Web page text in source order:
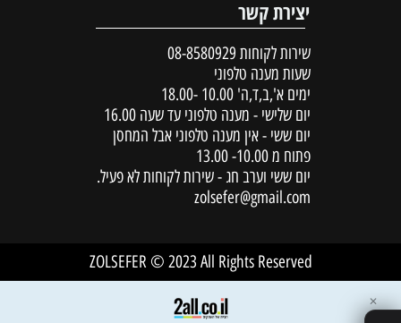
יצירת קשר
שירות לקוחות 08-8580929
שעות מענה טלפוני
ימים א',ב,ד,ה' 10.00 -18.00
יום שלישי - מענה טלפוני עד שעה 16.00
יום ששי - אין מענה טלפוני אבל המחסן
פתוח מ 10.00- 13.00
יום ששי וערב חג - שירות לקוחות לא פעיל.
zolsefer@gmail.com
ZOLSEFER © 2023 All Rights Reserved
✕